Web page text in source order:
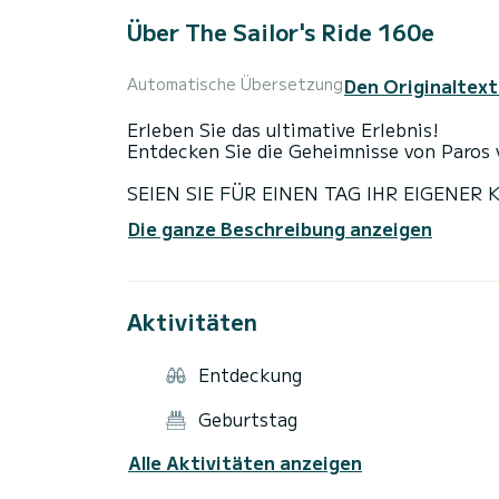
Über The Sailor's Ride 160e
Automatische ÜbersetzungDen
Erleben Sie das ultimative Erlebnis!
Entdecken Sie die Geheimnisse von Paros
SEIEN SIE FÜR EINEN TAG IHR EIGENER
- Erkunden Sie das kristallklare Wasser von
- Entdecken Sie Ihre eigenen privaten
- Erleben Sie eine perfekte Mischung aus
NEUES Schnellboot mit 30-PS-Motor.
- Konzipiert für Familien, Paare und
- Leicht zu fahren
Die ganze Beschreibung anzeigen
Aktivitäten
Entdeckung
Geburtstag
Alle Aktivitäten anzeigen